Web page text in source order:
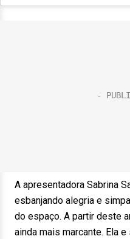
A apresentadora Sabrina
esbanjando alegria e
do espaço. A partir deste
ainda mais marcante. Ela e